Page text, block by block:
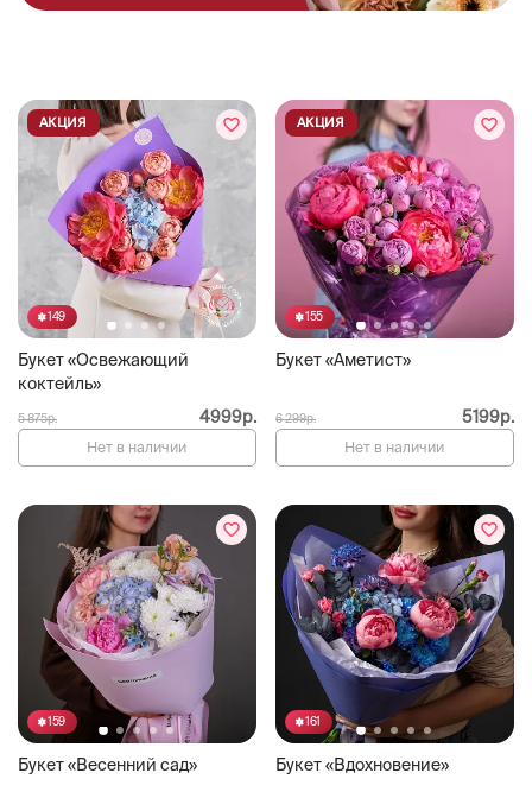
149
Букет «Освежающий
коктейль»
АКЦИЯ
5 875р. 4999р.
Нет в наличии
155
Букет «Аметист»
АКЦИЯ
6 299р. 5199р.
Нет в наличии
159
Букет «Весенний сад»
161
Букет «Вдохновение»